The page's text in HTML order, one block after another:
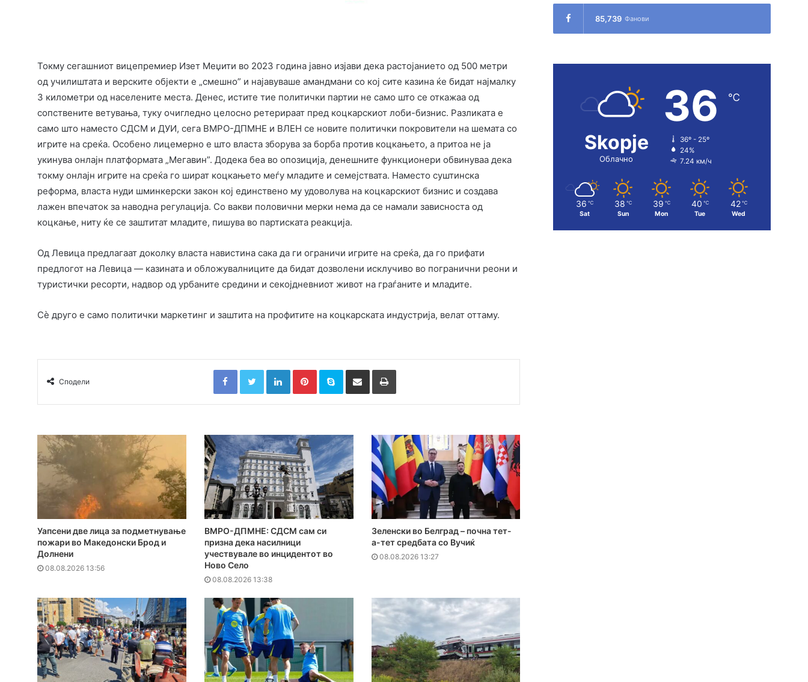
Токму сегашниот вицепремиер Изет Меџити во 2023 година јавно изјави дека растојанието од 500 метри
од училиштата и верските објекти е „смешно” и најавуваше амандмани со кој сите казина ќе бидат најмалку
3 километри од населените места. Денес, истите тие политички партии не само што се откажаа од
сопствените ветувања, туку очигледно целосно ретерираат пред коцкарскиот лоби-бизнис. Разликата е
само што наместо СДСМ и ДУИ, сега ВМРО-ДПМНЕ и ВЛЕН се новите политички покровители на шемата со
игрите на среќа. Особено лицемерно е што власта зборува за борба против коцкањето, а притоа не ја
укинува онлајн платформата „Мегавин”. Додека беа во опозиција, денешните функционери обвинуваа дека
токму онлајн игрите на среќа го шират коцкањето меѓу младите и семејствата. Наместо суштинска
реформа, власта нуди шминкерски закон кој единствено му удоволува на коцкарскиот бизнис и создава
лажен впечаток за наводна регулација. Со вакви половични мерки нема да се намали зависноста од
коцкање, ниту ќе се заштитат младите, пишува во партиската реакција.
Од Левица предлагаат доколку власта навистина сака да ги ограничи игрите на среќа, да го прифати
предлогот на Левица — казината и обложувалниците да бидат дозволени исклучиво во погранични реони и
туристички ресорти, надвор од урбаните средини и секојдневниот живот на граѓаните и младите.
Сѐ друго е само политички маркетинг и заштита на профитите на коцкарската индустрија, велат оттаму.
Сподели
FacebookTwitterLinkedInPinterestSkype Сподели преку Е-маил Испринтај
Уапсени две лица за подметнување
пожари во Македонски Брод и
Долнени
08.08.2026 13:56
ВМРО-ДПМНЕ: СДСМ сам си
призна дека насилници
учествувале во инцидентот во
Ново Село
08.08.2026 13:38
Зеленски во Белград – почна тет-
а-тет средбата со Вучиќ
08.08.2026 13:27
85,739 Фанови
Skopje
Облачно
36 ℃
36º - 25º
24%
7.24 км/ч
36 ℃
Sat
38 ℃
Sun
39 ℃
Mon
40 ℃
Tue
42 ℃
Wed